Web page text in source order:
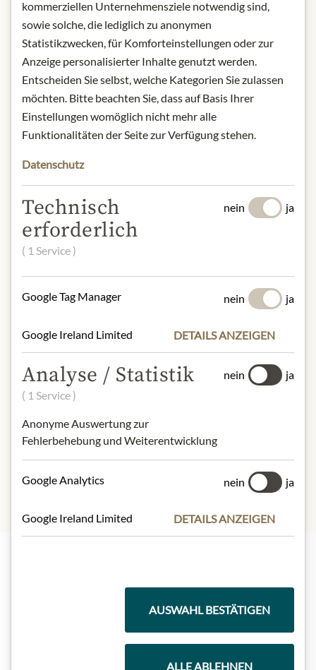
abweichen kann.
ZUTATEN & ALLERGENE
Zucker, Kakaobutter, Vollmilchpulver,
Schokoladenmasse, natürliches
Vanillearoma; Emulgator:
Sojalecithin; Kakaotrockenmasse:
mindestens 36%. (Vollmilch-
Sojabohnen und daraus gewonnene
Erzeugnisse, Milch und
Milcherzeugnisse, Schalenfrüchte und
daraus hergestellte Erzeugnisse
Kalorien (Energie)
: 2453 kJ / 586 kcal
Fett: 40 g
- davon gesättigte Fettsäuren
: 25 g
Kohlenhydrate
- davon Zucker
Ballaststoffe:
Eiweiß: 6,2 g
kommerziellen Unternehmensziele notwendig sind,
sowie solche, die lediglich zu anonymen
Statistikzwecken, für Komforteinstellungen oder zur
Anzeige personalisierter Inhalte genutzt werden.
Entscheiden Sie selbst, welche Kategorien Sie zulassen
möchten. Bitte beachten Sie, dass auf Basis Ihrer
Einstellungen womöglich nicht mehr alle
Funktionalitäten der Seite zur Verfügung stehen.
Datenschutz
Technisch
erforderlich
( 1 Service )
nein ja
Google Tag Manager nein ja
Google Ireland Limited DETAILS ANZEIGEN
Analyse / Statistik
( 1 Service )
Anonyme Auswertung zur
Fehlerbehebung und Weiterentwicklung
nein ja
Google Analytics nein ja
Google Ireland Limited DETAILS ANZEIGEN
AUSWAHL BESTÄTIGEN
ALLE ABLEHNEN